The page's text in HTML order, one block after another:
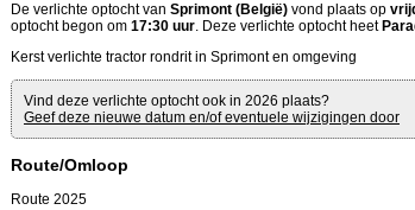
De verlichte optocht van Sprimont (België) vond plaats op
optocht begon om 17:30 uur. Deze verlichte optocht heet
Kerst verlichte tractor rondrit in Sprimont en omgeving
Vind deze verlichte optocht ook in 2026 plaats?
Geef deze nieuwe datum en/of eventuele wijzigingen door
Route/Omloop
Route 2025